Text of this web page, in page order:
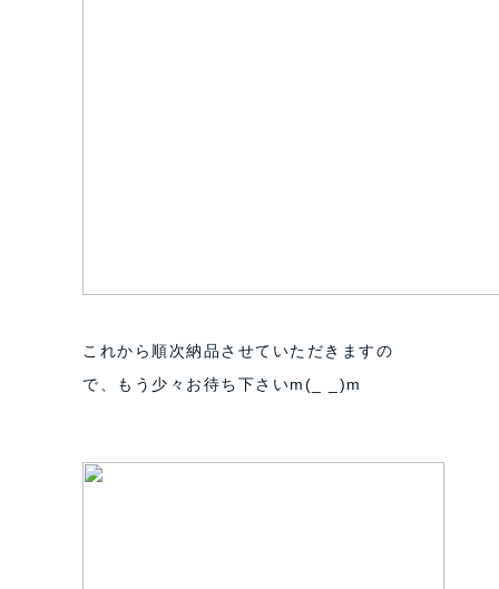
これから順次納品させていただきますの
で、もう少々お待ち下さいm(_ _)m